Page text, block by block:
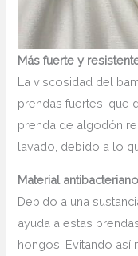
Más fuerte y
La viscosidad del
prendas fuertes, que
prenda de algodón
lavado, debido a lo
Material antibacteriano
Debido a una
ayuda a estas
hongos. Evitando